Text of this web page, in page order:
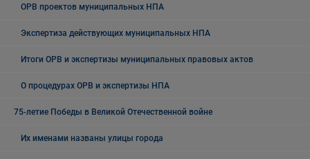
ОРВ проектов муниципальных НПА
Экспертиза действующих муниципальных НПА
Итоги ОРВ и экспертизы муниципальных правовых актов
О процедурах ОРВ и экспертизы НПА
75-летие Победы в Великой Отечественной войне
Их именами названы улицы города